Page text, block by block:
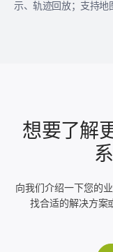
示、轨迹回放；支持地
想要了解
向我们介绍一下您的
找合适的解决方案